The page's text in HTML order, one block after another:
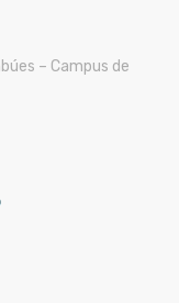
– Campus de